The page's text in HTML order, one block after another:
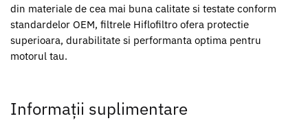
din materiale de cea mai buna calitate si testate conform
standardelor OEM, filtrele Hiflofiltro ofera protectie
superioara, durabilitate si performanta optima pentru
motorul tau.
Informații suplimentare